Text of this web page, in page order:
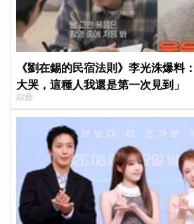
《劉在錫的民宿法則》李光洙爆料
大哭，這種人我還是第一次見到」
綜藝